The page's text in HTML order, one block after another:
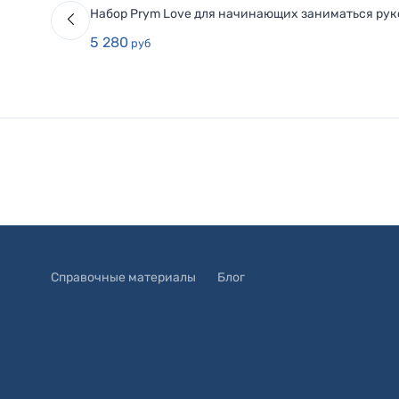
Набор Prym Love для начинающих заниматься
5 280 руб
Справочные материалы Блог